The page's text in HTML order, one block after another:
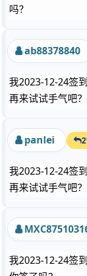
吗？
ab88378840
我2023-12-24签
再来试试手气吧？
panlei
我2023-12-24签
再来试试手气吧？
我2023-12-24签